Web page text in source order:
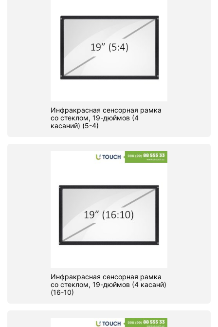
Инфракрасная сенсорная рамка
со стеклом, 19-дюймов (4
касаний) (5-4)
Инфракрасная сенсорная рамка
со стеклом, 19-дюймов (4 касанй)
(16-10)